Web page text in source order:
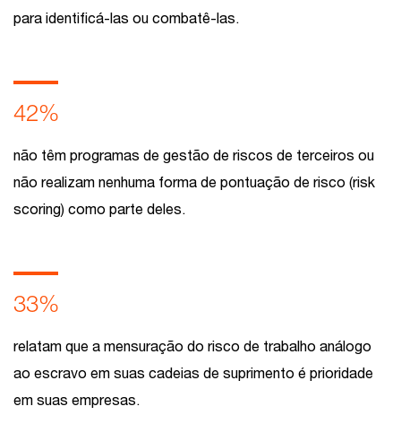
para identificá-las ou combatê-las.
42%
não têm programas de gestão de riscos de terceiros ou
não realizam nenhuma forma de pontuação de risco (risk
scoring) como parte deles.
33%
relatam que a mensuração do risco de trabalho análogo
ao escravo em suas cadeias de suprimento é prioridade
em suas empresas.